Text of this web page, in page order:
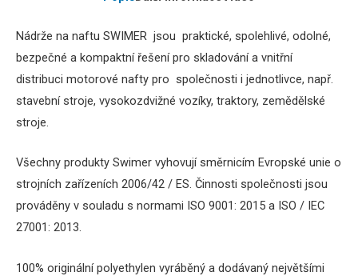
Nádrže na naftu SWIMER jsou praktické, spolehlivé, odolné,
bezpečné a kompaktní řešení pro skladování a vnitřní
distribuci motorové nafty pro společnosti i jednotlivce, např.
stavební stroje, vysokozdvižné vozíky, traktory, zemědělské
stroje.
Všechny produkty Swimer vyhovují směrnicím Evropské unie o
strojních zařízeních 2006/42 / ES. Činnosti společnosti jsou
prováděny v souladu s normami ISO 9001: 2015 a ISO / IEC
27001: 2013.
100% originální polyethylen vyráběný a dodávaný největšími